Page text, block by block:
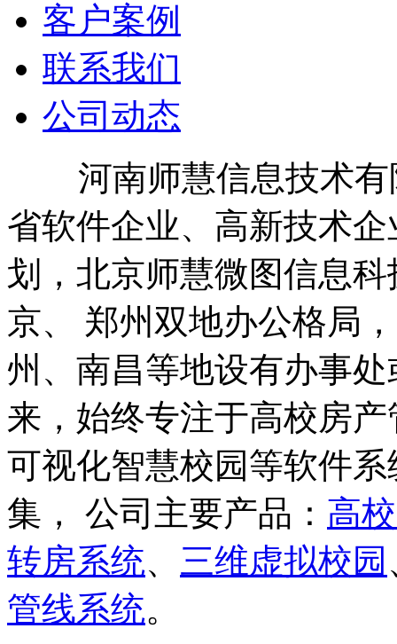
客户案例
联系我们
公司动态
河南师慧信息技术有
省软件企业、高新技术
划，北京师慧微图信息
京、 郑州双地办公格局
州、南昌等地设有办事
来，始终专注于高校房
可视化智慧校园等软件
集， 公司主要产品： 高
转房系统、 三维虚拟校园
管线系统。